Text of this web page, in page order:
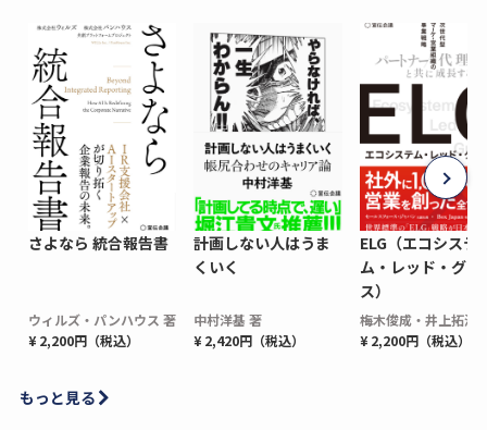
さよなら 統合報告書
ウィルズ・パンハウス 著
¥ 2,200円（税込）
計画しない人はうま
くいく
中村洋基 著
¥ 2,420円（税込）
ELG（エコシステ
ム・レッド・グロ
ス）
梅木俊成・井上拓海
¥ 2,200円（税込）
もっと見る